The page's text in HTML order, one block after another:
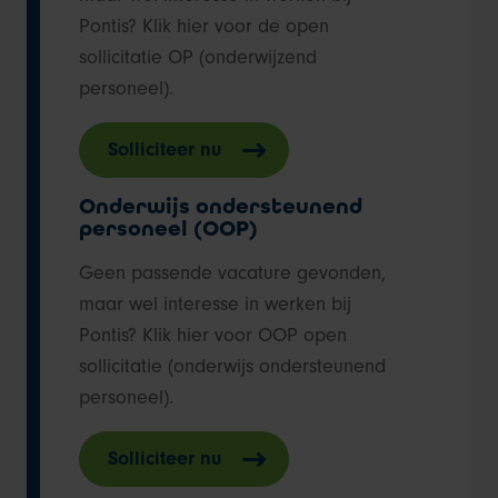
Pontis? Klik hier voor de open
sollicitatie OP (onderwijzend
personeel).
Solliciteer nu
Onderwijs ondersteunend
personeel (OOP)
Geen passende vacature gevonden,
maar wel interesse in werken bij
Pontis? Klik hier voor OOP open
sollicitatie (onderwijs ondersteunend
personeel).
Solliciteer nu